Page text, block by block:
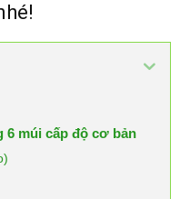
6 múi cấp độ cơ bản